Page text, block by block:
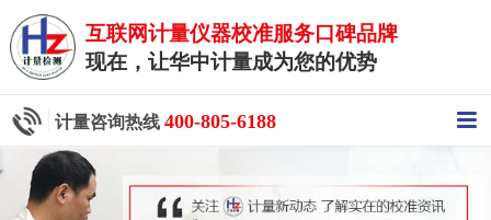
互联网计量仪器校准服务口碑品牌
现在，让华中计量成为您的优势
计量咨询热线 400-805-6188